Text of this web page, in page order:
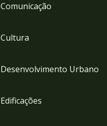
Comunicação
Cultura
Desenvolvimento Urbano
Edificações